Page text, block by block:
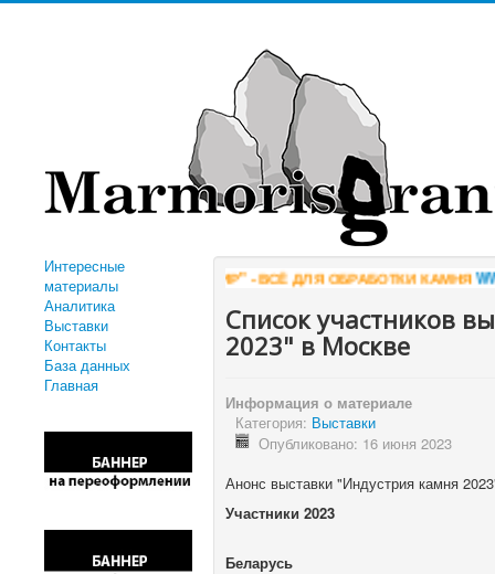
Интересные
материалы
Аналитика
Выставки
Контакты
База данных
Главная
АЛМИР" - ВСЁ ДЛЯ ОБРАБОТКИ КАМНЯ
Список участников
2023" в Москве
Информация о материале
Категория: Выставки
Опубликовано: 16 июня 2023
Анонс выставки "Индустрия камня
Участники 2023
Беларусь